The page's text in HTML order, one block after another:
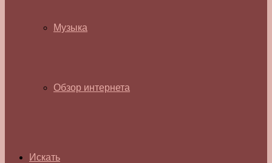
Музыка
Обзор интернета
Искать